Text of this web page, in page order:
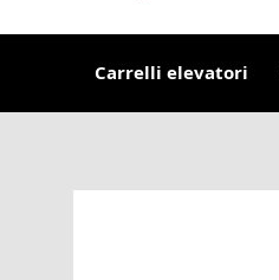
Carrelli elevatori